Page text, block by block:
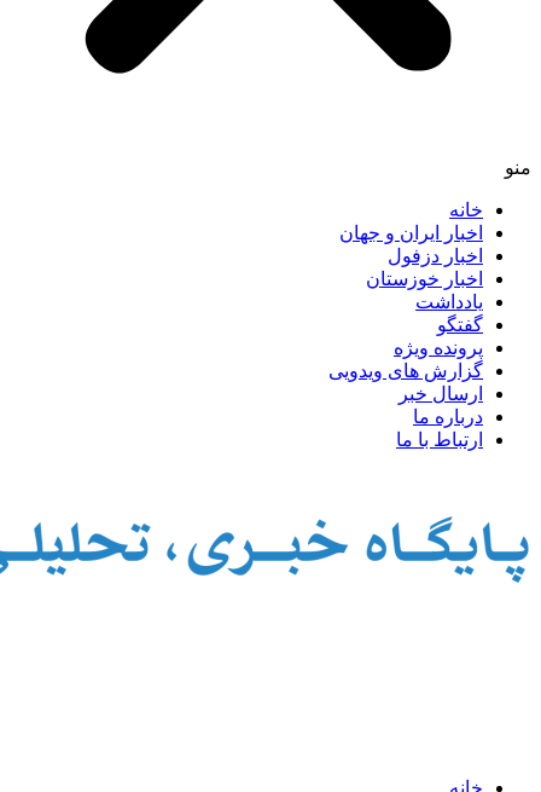
خانه
اخبار ایران و جهان
اخبار دزفول
اخبار خوزستان
یادداشت
گفتگو
پرونده ویژه
گزارش های ویدویی
ارسال خبر
درباره ما
ارتباط با ما
خانه